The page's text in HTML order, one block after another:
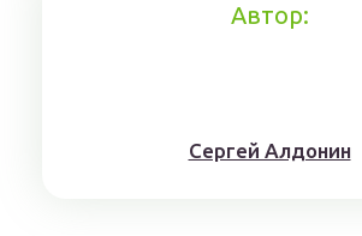
Автор:
Сергей Алдонин